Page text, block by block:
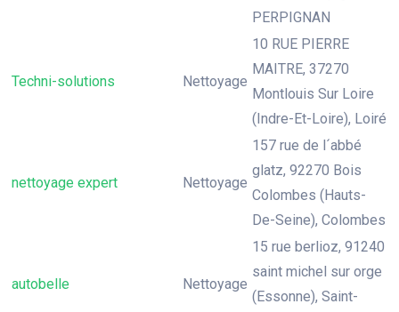
PERPIGNAN
Techni-solutions Nettoyage
10 RUE PIERRE
MAITRE, 37270
Montlouis Sur Loire
(Indre-Et-Loire), Loiré
nettoyage expert Nettoyage
157 rue de l´abbé
glatz, 92270 Bois
Colombes (Hauts-
De-Seine), Colombes
autobelle Nettoyage
15 rue berlioz, 91240
saint michel sur orge
(Essonne), Saint-